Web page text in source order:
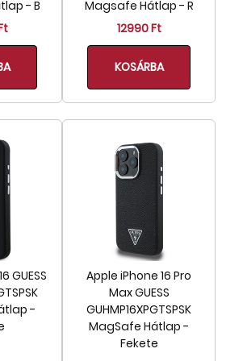
1, Airpods 2 (10)
1/2 (3)
3 (10)
Pro (9)
Pro 2 (1)
Pro (11)
11 Pro Max (8)
12 Mini (45)
12 Pro Max (5)
12 Pro, iPhone 12 (15)
- B
Magsafe Hátlap - R
12990 Ft
KOSÁRBA
GUESS
-
Apple iPhone 16 Pro
Max GUESS
GUHMP16XPGTSPSK
MagSafe Hátlap -
Fekete